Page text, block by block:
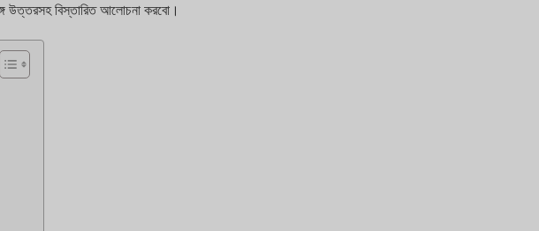
উত্তরসহ বিস্তারিত আলোচনা করবো।